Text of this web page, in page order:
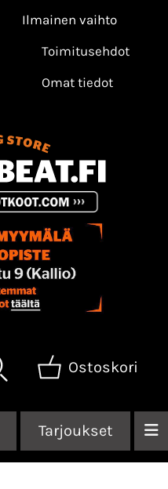
Ilmainen vaihto
Toimitusehdot
Omat tiedot
Ostoskori
Tarjoukset